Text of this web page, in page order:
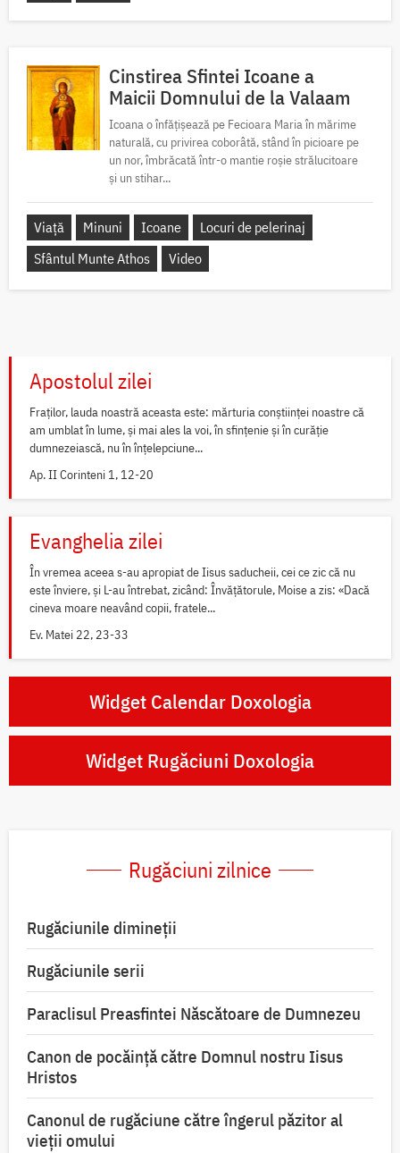
Cinstirea Sfintei Icoane a
Maicii Domnului de la Valaam
Icoana o înfățișează pe Fecioara Maria în mărime
naturală, cu privirea coborâtă, stând în picioare pe
un nor, îmbrăcată într-o mantie roșie strălucitoare
și un stihar...
Viață Minuni Icoane
Locuri de pelerinaj
Sfântul Munte Athos
Video
Apostolul zilei
Fraților, lauda noastră aceasta este: mărturia conștiinței noastre că
am umblat în lume, și mai ales la voi, în sfințenie și în curăție
dumnezeiască, nu în înțelepciune...
Ap. II Corinteni 1, 12-20
Evanghelia zilei
În vremea aceea s-au apropiat de Iisus saducheii, cei ce zic că nu
este înviere, și L-au întrebat, zicând: Învățătorule, Moise a zis: «Dacă
cineva moare neavând copii, fratele...
Ev. Matei 22, 23-33
Widget Calendar Doxologia
Widget Rugăciuni Doxologia
Rugăciuni zilnice
Rugăciunile dimineții
Rugăciunile serii
Paraclisul Preasfintei Născătoare de Dumnezeu
Canon de pocăință către Domnul nostru Iisus
Hristos
Canonul de rugăciune către îngerul păzitor al
vieții omului